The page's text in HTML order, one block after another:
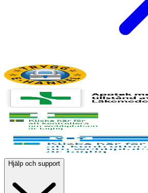
Hjälp och support